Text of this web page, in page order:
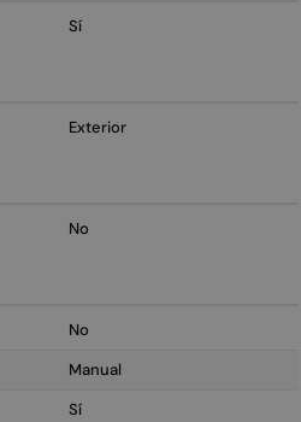
Sí
Exterior
No
No
Manual
Sí